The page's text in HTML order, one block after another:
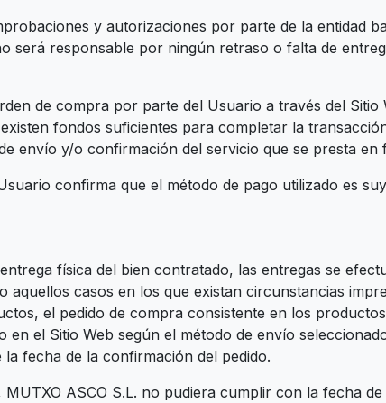
y autorizaciones por parte de la entidad
será responsable por ningún retraso o falta de
de compra por parte del Usuario a través del
fondos suficientes para completar la
envío y/o confirmación del servicio que se presta en
confirma que el método de pago utilizado es
física del bien contratado, las entregas se
aquellos casos en los que existan circunstancias
el pedido de compra consistente en los
en el Sitio Web según el método de envío
fecha de la confirmación del pedido.
ASCO S.L. no pudiera cumplir con la fecha